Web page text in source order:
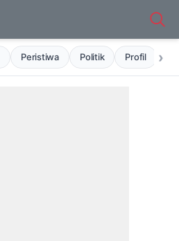
Peristiwa Politik Profil ›